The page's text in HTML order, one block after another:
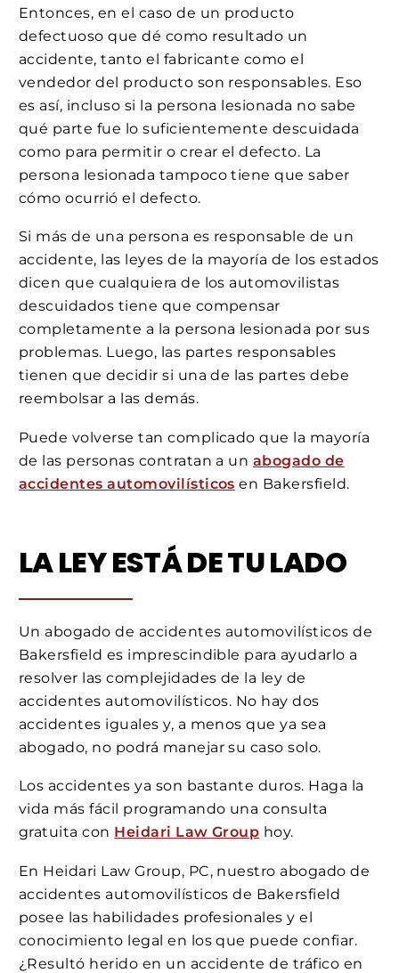
Entonces, en el caso de un producto
defectuoso que dé como resultado un
accidente, tanto el fabricante como el
vendedor del producto son responsables. Eso
es así, incluso si la persona lesionada no sabe
qué parte fue lo suficientemente descuidada
como para permitir o crear el defecto. La
persona lesionada tampoco tiene que saber
cómo ocurrió el defecto.
Si más de una persona es responsable de un
accidente, las leyes de la mayoría de los estados
dicen que cualquiera de los automovilistas
descuidados tiene que compensar
completamente a la persona lesionada por sus
problemas. Luego, las partes responsables
tienen que decidir si una de las partes debe
reembolsar a las demás.
Puede volverse tan complicado que la mayoría
de las personas contratan a un abogado de
accidentes automovilísticos en Bakersfield.
LA LEY ESTÁ DE TU LADO
Un abogado de accidentes automovilísticos de
Bakersfield es imprescindible para ayudarlo a
resolver las complejidades de la ley de
accidentes automovilísticos. No hay dos
accidentes iguales y, a menos que ya sea
abogado, no podrá manejar su caso solo.
Los accidentes ya son bastante duros. Haga la
vida más fácil programando una consulta
gratuita con Heidari Law Group hoy.
En Heidari Law Group, PC, nuestro abogado de
accidentes automovilísticos de Bakersfield
posee las habilidades profesionales y el
conocimiento legal en los que puede confiar.
¿Resultó herido en un accidente de tráfico en